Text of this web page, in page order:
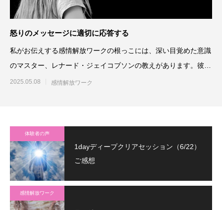
怒りのメッセージに適切に応答する
私がお伝えする感情解放ワークの根っこには、深い目覚めた意識
のマスター、レナード・ジェイコブソンの教えがあります。彼の
感情に関する教
2025.05.08 感情解放ワーク
体験者の声
1dayディープクリアセッション（6/22）
ご感想
感情解放ワーク